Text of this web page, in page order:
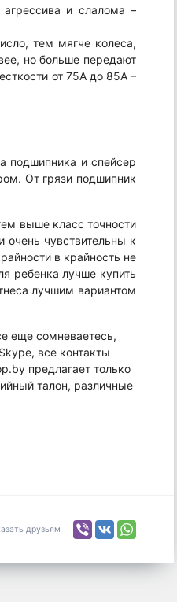
и слалома –
тем мягче колеса,
но больше передают
от 75А до 85А –
подшипника и спейсер
От грязи подшипник
выше класс точности
очень чувствительны к
в крайность не
ребенка лучше купить
лучшим вариантом
еще сомневаетесь,
все контакты
предлагает только
талон, различные
друзьям